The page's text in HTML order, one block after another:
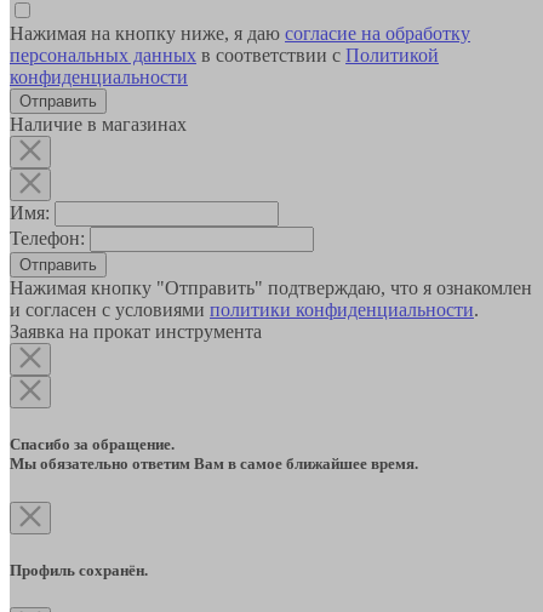
Нажимая на кнопку ниже, я даю согласие на обработку
персональных данных в соответствии с Политикой
конфиденциальности
Наличие в магазинах
Имя:
Телефон:
Отправить
Нажимая кнопку "Отправить" подтверждаю, что я ознакомлен
и согласен с условиями политики конфиденциальности.
Заявка на прокат инструмента
Спасибо за обращение.
Мы обязательно ответим Вам в самое ближайшее время.
Профиль сохранён.